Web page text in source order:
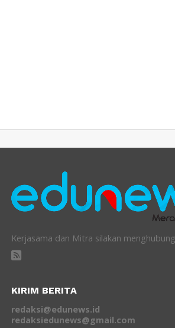
Kerjasama dan Mitra silakan
KIRIM BERITA
redaksi@edunews.id
redaksiedunews@gmail.com